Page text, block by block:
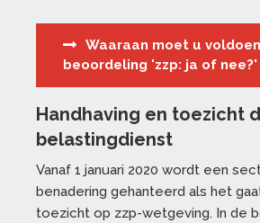
Waaraan moet u
beoordeling 'zzp: ja of nee?'
Handhaving en toezicht
belastingdienst
Vanaf 1 januari 2020 wordt een
benadering gehanteerd als het
toezicht op zzp-wetgeving. In de